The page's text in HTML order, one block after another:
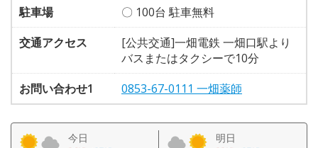
駐車場
〇 100台 駐車無料
交通アクセス
[公共交通]一畑電鉄 一畑口駅より
バスまたはタクシーで10分
お問い合わせ1
0853-67-0111 一畑薬師
今日 明日